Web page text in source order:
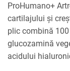
ProHumano+
cartilajului și
plic combină
glucozamină
acidului